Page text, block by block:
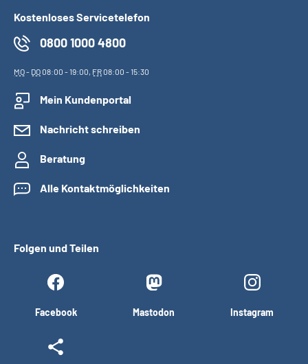
Kostenloses Servicetelefon
0800 1000 4800
MO- DO08:00 - 19:00, FR08:00 - 15:30
Mein Kundenportal
Nachricht schreiben
Beratung
Alle Kontaktmöglichkeiten
Folgen und Teilen
Facebook Mastodon Instagram